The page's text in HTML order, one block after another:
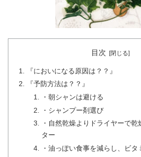
目次
『においになる原因は？？』
『予防方法は？？』
・朝シャンは避ける
・シャンプー剤選び
・自然乾燥よりドライヤーで
ター
・油っぽい食事を減らし、ビタ